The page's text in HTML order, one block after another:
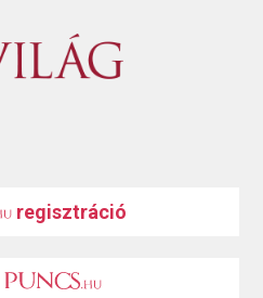
regisztráció